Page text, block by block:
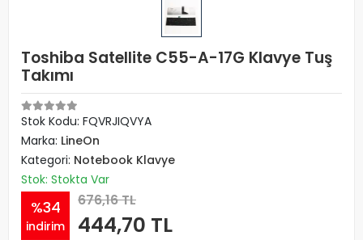
Toshiba Satellite C55-A-17G Klavye Tuş
Takımı
Stok Kodu: FQVRJIQVYA
Marka: LineOn
Kategori: Notebook Klavye
Stok: Stokta Var
%34
indirim
676,16 TL
444,70 TL